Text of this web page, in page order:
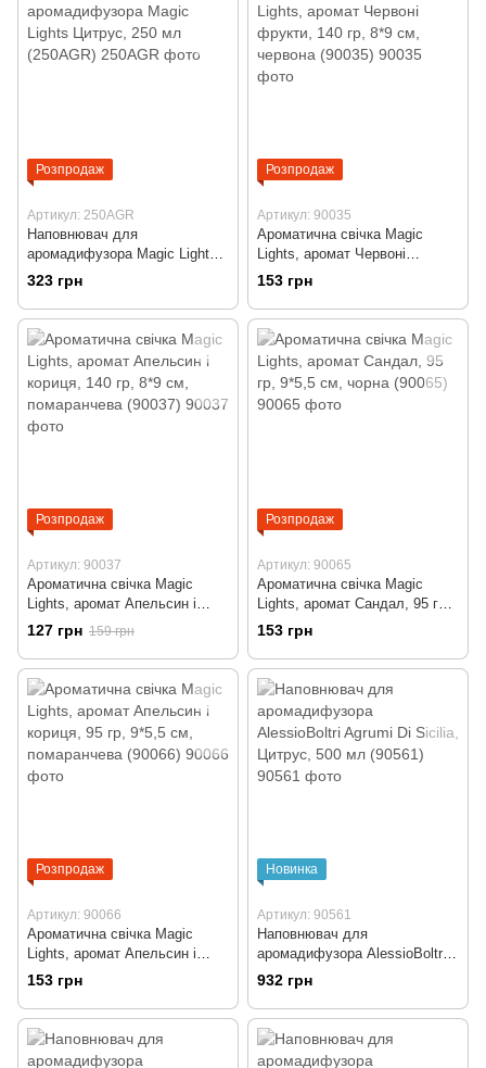
Розпродаж
Артикул: 250AGR
Наповнювач для
аромадифузора Magic Lights
Цитрус, 250 мл (250AGR)
323 грн
Розпродаж
Артикул: 90035
Ароматична свічка Magic
Lights, аромат Червоні
фрукти, 140 гр, 8*9 см,
червона (90035)
153 грн
Розпродаж
Артикул: 90037
Ароматична свічка Magic
Lights, аромат Апельсин і
кориця, 140 гр, 8*9 см,
помаранчева (90037)
127 грн 159 грн
Розпродаж
Артикул: 90065
Ароматична свічка Magic
Lights, аромат Сандал, 95 гр,
9*5,5 см, чорна (90065)
153 грн
Розпродаж
Артикул: 90066
Ароматична свічка Magic
Lights, аромат Апельсин і
кориця, 95 гр, 9*5,5 см,
помаранчева (90066)
153 грн
Новинка
Артикул: 90561
Наповнювач для
аромадифузора AlessioBoltri
Agrumi Di Sicilia, Цитрус, 500
мл (90561)
932 грн